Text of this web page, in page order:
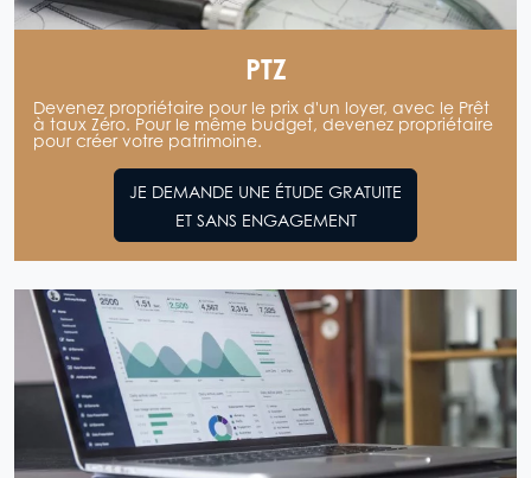
PTZ
Devenez propriétaire pour le prix d'un loyer, avec le Prêt
à taux Zéro. Pour le même budget, devenez propriétaire
pour créer votre patrimoine.
JE DEMANDE UNE ÉTUDE GRATUITE
ET SANS ENGAGEMENT